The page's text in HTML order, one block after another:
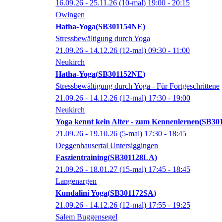
16.09.26 - 25.11.26 (10-mal) 19:00 - 20:15
Owingen
Hatha-Yoga SB301154NE
Stressbewältigung durch Yoga
21.09.26 - 14.12.26 (12-mal) 09:30 - 11:00
Neukirch
Hatha-Yoga SB301152NE
Stressbewältigung durch Yoga - Für Fortgeschrittene
21.09.26 - 14.12.26 (12-mal) 17:30 - 19:00
Neukirch
Yoga kennt kein Alter - zum Kennenlernen
21.09.26 - 19.10.26 (5-mal) 17:30 - 18:45
Deggenhausertal Untersiggingen
Faszientraining SB301128LA
21.09.26 - 18.01.27 (15-mal) 17:45 - 18:45
Langenargen
Kundalini Yoga SB301172SA
21.09.26 - 14.12.26 (12-mal) 17:55 - 19:25
Salem Buggensegel